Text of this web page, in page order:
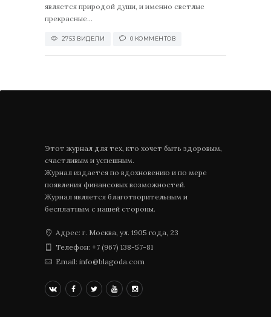
является природой души, и именно светлые
прекрасные...
2753 ВИДЕЛИ 0 КОММЕНТОВ
Этот журнал для тех, кто хочет быть здоровым,
счастливым и успешным.
Журнал издается по вдохновению и по мере
появления финансовых возможностей.
Журнал является благотворительным и
бесплатным с нашей стороны.
Адрес: г. Москва, ул. 1905 года, 23
Телефон: +7 (967) 138-57-81
Email: info@blagoda.com